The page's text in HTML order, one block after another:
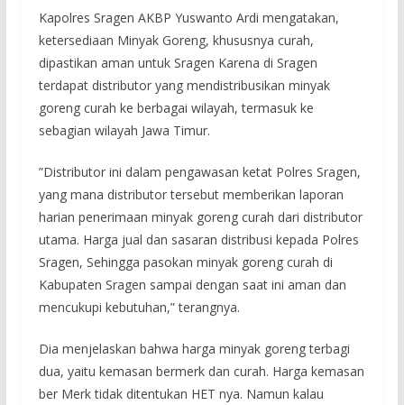
Kapolres Sragen AKBP Yuswanto Ardi mengatakan,
ketersediaan Minyak Goreng, khususnya curah,
dipastikan aman untuk Sragen Karena di Sragen
terdapat distributor yang mendistribusikan minyak
goreng curah ke berbagai wilayah, termasuk ke
sebagian wilayah Jawa Timur.
”Distributor ini dalam pengawasan ketat Polres Sragen,
yang mana distributor tersebut memberikan laporan
harian penerimaan minyak goreng curah dari distributor
utama. Harga jual dan sasaran distribusi kepada Polres
Sragen, Sehingga pasokan minyak goreng curah di
Kabupaten Sragen sampai dengan saat ini aman dan
mencukupi kebutuhan,” terangnya.
Dia menjelaskan bahwa harga minyak goreng terbagi
dua, yaitu kemasan bermerk dan curah. Harga kemasan
ber Merk tidak ditentukan HET nya. Namun kalau